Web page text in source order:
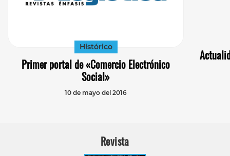
Histórico
Primer portal de «Comercio Electrónico
Social»
10 de mayo del 2016
Revista